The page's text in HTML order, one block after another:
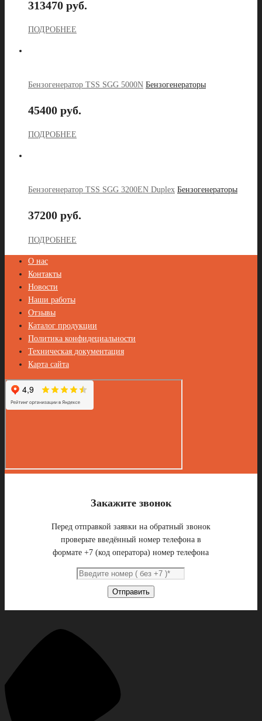
313470 руб.
ПОДРОБНЕЕ
Бензогенератор TSS SGG 5000N Бензогенераторы
45400 руб.
ПОДРОБНЕЕ
Бензогенератор TSS SGG 3200EN Duplex Бензогенераторы
37200 руб.
ПОДРОБНЕЕ
О нас
Контакты
Новости
Наши работы
Отзывы
Каталог продукции
Политика конфидециальности
Техническая документация
Карта сайта
Закажите звонок
Перед отправкой заявки на обратный звонок
проверьте введённый номер телефона в
формате +7 (код оператора) номер телефона
Отправить